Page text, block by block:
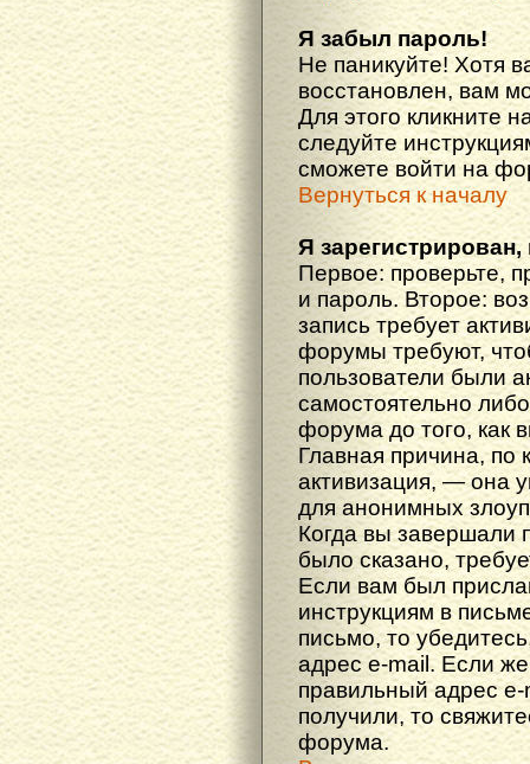
Я забыл пароль!
Не паникуйте! Хотя
восстановлен, вам
Для этого кликните
следуйте
сможете войти на
Вернуться к началу
Я
Первое: проверьте,
и пароль. Второе:
запись требует
форумы требуют,
пользователи были
самостоятельно
форума до того, как
Главная причина, по
активизация, — она
для анонимных
Когда вы завершали
было сказано,
Если вам был
инструкциям в
письмо, то
адрес e-mail. Если
правильный адрес
получили, то
форума.